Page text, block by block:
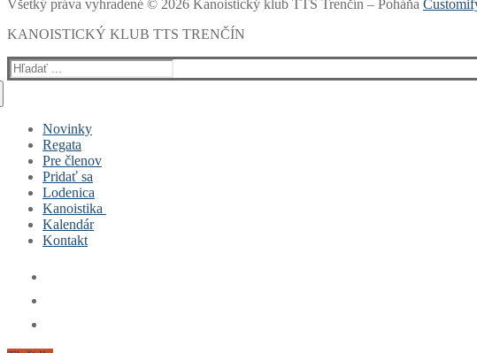
Všetký práva vyhradené © 2026 Kanoistický klub TTS Trenčín – Poháňa
KANOISTICKÝ KLUB TTS TRENČÍN
Hľadať:
Novinky
Regata
Pre členov
Pridať sa
Lodenica
Kanoistika
Čo je to kanoistika a ako sa dostala do Trenčína?
Výsledky
Kalendár
Kontakt